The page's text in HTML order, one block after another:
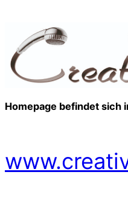
Homepage befindet sich